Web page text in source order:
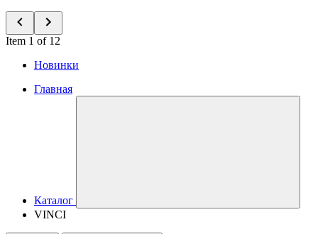
Item 1 of 12
Новинки
Главная
Каталог
VINCI